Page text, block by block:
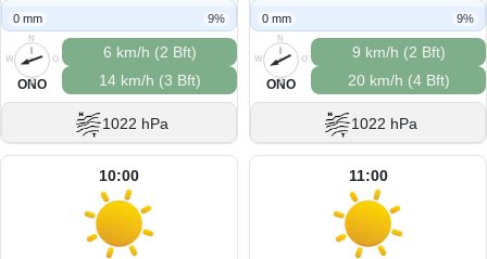
0 mm 9%
N
O
S
W
ONO
6 km/h (2 Bft)
14 km/h (3 Bft)
1022 hPa
0 mm 9%
N
O
S
W
ONO
9 km/h (2 Bft)
20 km/h (4 Bft)
1022 hPa
10:00 11:00